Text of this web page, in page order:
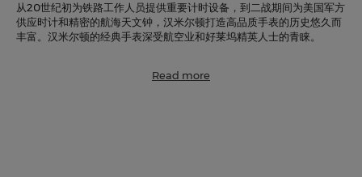
从20世纪初为铁路工作人员提供重要计时设备，到二战期间为美国军方
供应时计和精密的航海天文钟，汉米尔顿打造高品质手表的历史悠久而
丰富。汉米尔顿的经典手表深受航空业和好莱坞精英人士的青睐。
Read more